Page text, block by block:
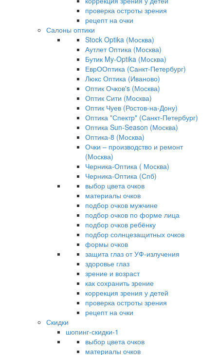
проверка остроты зрения
рецепт на очки
Салоны оптики
Stock Optika (Москва)
Аутлет Оптика (Москва)
Бутик My-Optika (Москва)
ЕврООптика (Санкт-Петербург)
Люкс Оптика (Иваново)
Оптик Очков's (Москва)
Оптик Сити (Москва)
Оптик Чуев (Ростов-на-Дону)
Оптика "Спектр" (Санкт-Петербург)
Оптика Sun-Season (Москва)
Оптика-8 (Москва)
Очки – производство и ремонт
(Москва)
Черника-Оптика ( Москва)
Черника-Оптика (Спб)
выбор цвета очков
материалы очков
подбор очков мужчине
подбор очков по форме лица
подбор очков ребёнку
подбор солнцезащитных очков
формы очков
защита глаз от УФ-излучения
здоровье глаз
зрение и возраст
как сохранить зрение
коррекция зрения у детей
проверка остроты зрения
рецепт на очки
Скидки
шопинг-скидки-1
выбор цвета очков
материалы очков